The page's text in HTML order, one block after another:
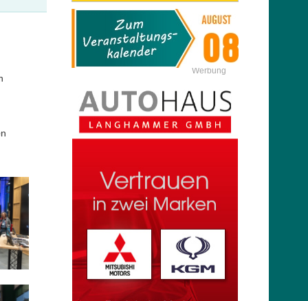
Werbung